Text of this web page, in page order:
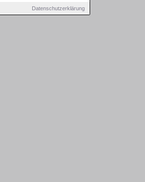
Datenschutzerklärung